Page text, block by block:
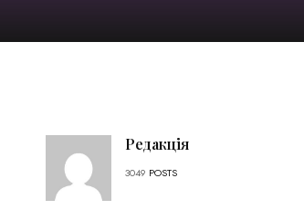
Редакція
3049 POSTS